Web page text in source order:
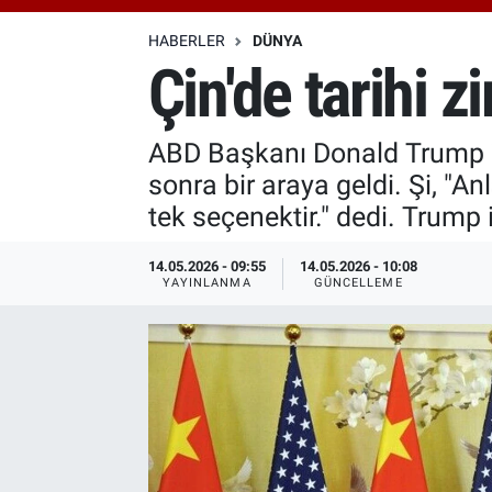
HABERLER DÜNYA
Çin'de tarihi
ABD Başkanı Donald
sonra bir araya geldi. Şi,
tek seçenektir." dedi.
14.05.2026 - 09:55
YAYINLANMA
14.05.2026 - 10:08
GÜNCELLEME
Özel Haberler
Özel Haberler
Erişim Bilgileri
Haber Arşivi